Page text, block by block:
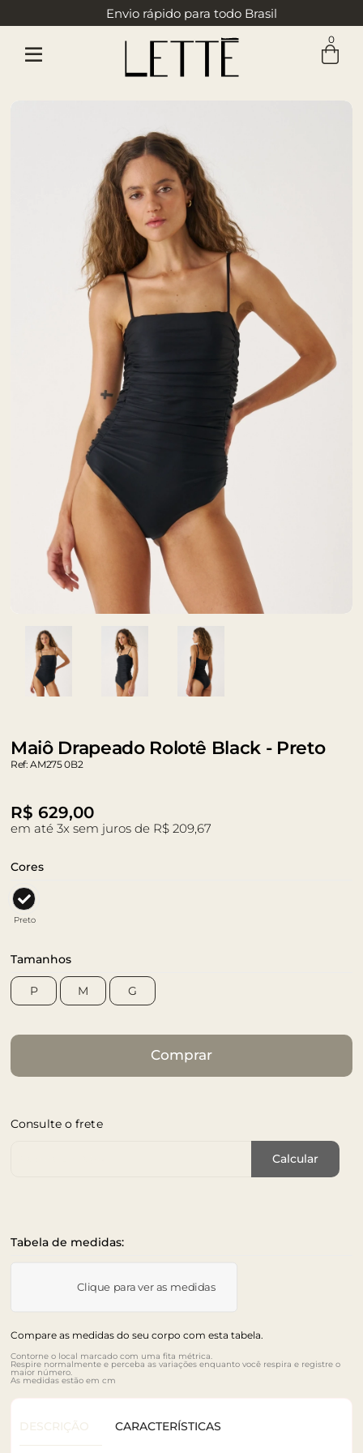
Envio rápido para todo Brasil
0
Maiô Drapeado Rolotê Black - Preto
Ref: AM275 0B2
R$ 629,00
em até 3x sem juros de R$ 209,67
Cores
Preto
Tamanhos
P M G
Comprar
Consulte o frete
Calcular
Tabela de medidas:
Clique para ver as medidas
Compare as medidas do seu corpo com esta tabela.
Contorne o local marcado com uma fita métrica.
Respire normalmente e perceba as variações enquanto você respira e registre o
maior número.
As medidas estão em cm
DESCRIÇÃO CARACTERÍSTICAS